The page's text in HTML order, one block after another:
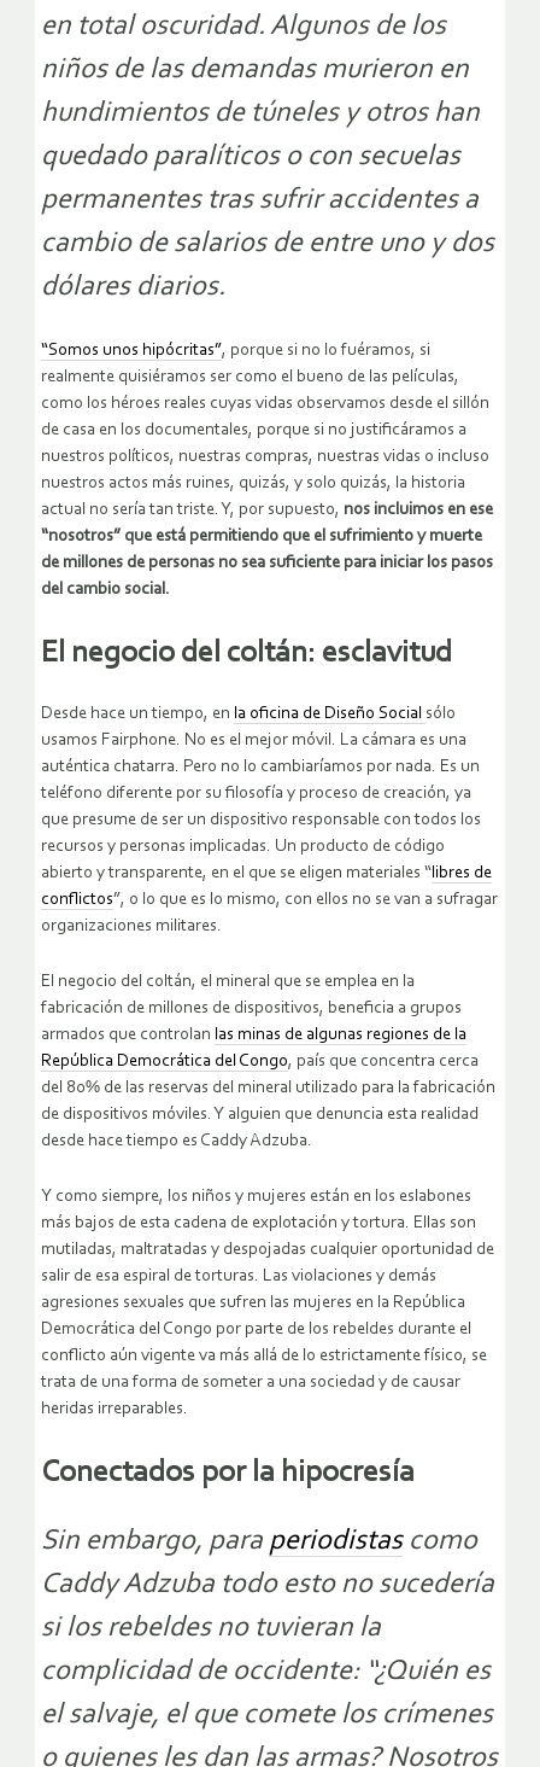
en total oscuridad. Algunos de los
niños de las demandas murieron en
hundimientos de túneles y otros han
quedado paralíticos o con secuelas
permanentes tras sufrir accidentes a
cambio de salarios de entre uno y dos
dólares diarios.
“Somos unos hipócritas”, porque si no lo fuéramos, si
realmente quisiéramos ser como el bueno de las películas,
como los héroes reales cuyas vidas observamos desde el sillón
de casa en los documentales, porque si no justificáramos a
nuestros políticos, nuestras compras, nuestras vidas o incluso
nuestros actos más ruines, quizás, y solo quizás, la historia
actual no sería tan triste. Y, por supuesto, nos incluimos en ese
“nosotros” que está permitiendo que el sufrimiento y muerte
de millones de personas no sea suficiente para iniciar los pasos
del cambio social.
El negocio del coltán: esclavitud
Desde hace un tiempo, en la oficina de Diseño Social sólo
usamos Fairphone. No es el mejor móvil. La cámara es una
auténtica chatarra. Pero no lo cambiaríamos por nada. Es un
teléfono diferente por su filosofía y proceso de creación, ya
que presume de ser un dispositivo responsable con todos los
recursos y personas implicadas. Un producto de código
abierto y transparente, en el que se eligen materiales “ libres de
conflictos”, o lo que es lo mismo, con ellos no se van a sufragar
organizaciones militares.
El negocio del coltán, el mineral que se emplea en la
fabricación de millones de dispositivos, beneficia a grupos
armados que controlan las minas de algunas regiones de la
República Democrática del Congo, país que concentra cerca
del 80% de las reservas del mineral utilizado para la fabricación
de dispositivos móviles. Y alguien que denuncia esta realidad
desde hace tiempo es Caddy Adzuba.
Y como siempre, los niños y mujeres están en los eslabones
más bajos de esta cadena de explotación y tortura. Ellas son
mutiladas, maltratadas y despojadas cualquier oportunidad de
salir de esa espiral de torturas. Las violaciones y demás
agresiones sexuales que sufren las mujeres en la República
Democrática del Congo por parte de los rebeldes durante el
conflicto aún vigente va más allá de lo estrictamente físico, se
trata de una forma de someter a una sociedad y de causar
heridas irreparables.
Conectados por la hipocresía
Sin embargo, para periodistascomo
Caddy Adzuba todo esto no sucedería
si los rebeldes no tuvieran la
complicidad de occidente: “¿Quién es
el salvaje, el que comete los crímenes
o quienes les dan las armas? Nosotros